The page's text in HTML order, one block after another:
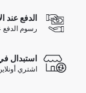
الدفع عند
رسوم الدفع عند
استبدال
اشتري